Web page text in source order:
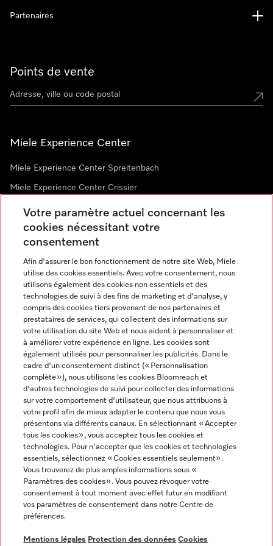
Points de vente
Miele Experience Center
Miele Experience Center Spreitenbach
Miele Experience Center Crissier
Newsletter
Langue
FRANÇAIS
Partenaires
Mentions légales
CGV
Protection des données
Miele sur Youtube
Votre paramètre actuel concernant les
cookies nécessitant votre
consentement
Afin d'assurer le bon fonctionnement de notre site Web, Miele
utilise des cookies essentiels. Avec votre consentement, nous
utilisons également des cookies non essentiels et des
technologies de suivi à des fins de marketing et d'analyse, y
compris des cookies tiers provenant de nos partenaires et
prestataires de services, qui collectent des informations sur
votre utilisation du site Web et nous aident à personnaliser et
à améliorer votre expérience en ligne. Les cookies sont
également utilisés pour personnaliser les publicités. Dans le
cadre d'un consentement distinct (« Personnalisation
complète »), nous utilisons les cookies Bloomreach et
d'autres technologies de suivi pour collecter des informations
sur votre comportement d'utilisateur, que nous attribuons à
votre profil afin de mieux adapter le contenu que nous vous
présentons via différents canaux. En sélectionnant « Accepter
tous les cookies », vous acceptez tous les cookies et
technologies. Pour n'accepter que les cookies et technologies
essentiels, sélectionnez « Cookies essentiels seulement».
Vous trouverez de plus amples informations sous «
Paramètres des cookies ». Vous pouvez révoquer votre
consentement à tout moment avec effet futur en modifiant
vos paramètres de consentement dans notre Centre de
préférences.
Mentions légales Protection des données Cookies